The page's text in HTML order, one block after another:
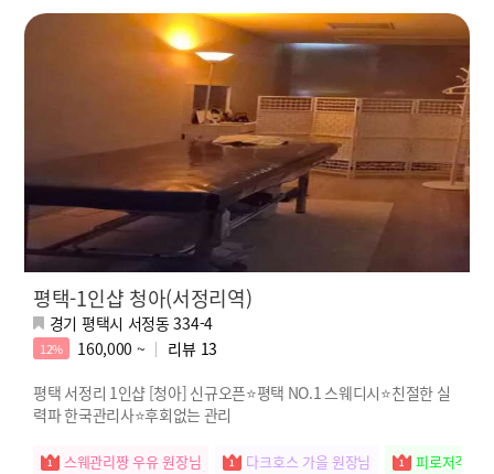
평택-1인샵 청아(서정리역)
경기 평택시 서정동 334-4
12% 160,000 ~ 리뷰 13
평택 서정리 1인샵 [청아] 신규오픈⭐평택 NO.1 스웨디시⭐친절한 실
력파 한국관리사⭐후회없는 관리
스웨관리짱 우유 원장님 다크호스 가을 원장님 피로저격수